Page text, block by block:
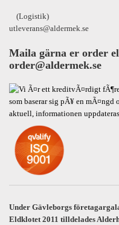
(Logistik)
utleverans@aldermek.se
Maila gärna er order
order@aldermek.se
Under Gävleborgs
Eldklotet 2011 tilldelades